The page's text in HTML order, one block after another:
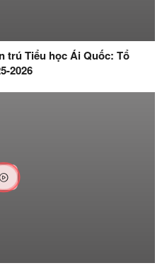
Tiểu học Ái Quốc: Tổ
2026